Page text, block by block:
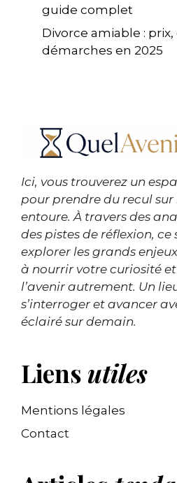
guide complet
Divorce amiable :
démarches en 2025
Ici, vous trouverez un
pour prendre du recul
entoure. À travers des
des pistes de réflexion, ce
explorer les grands
à nourrir votre curiosité
l’avenir autrement. Un
s’interroger et avancer
éclairé sur demain.
Liens utiles
Mentions légales
Contact